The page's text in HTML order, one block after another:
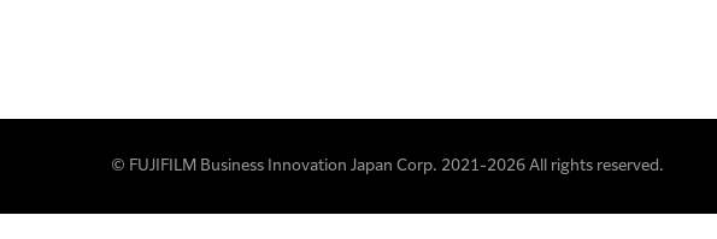
© FUJIFILM Business Innovation Japan Corp. 2021-2026 All rights reserved.